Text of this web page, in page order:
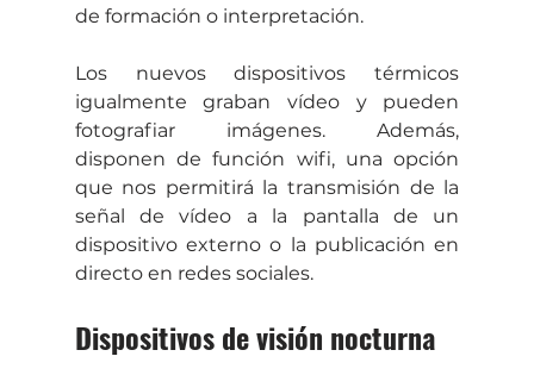
de formación o interpretación.
Los nuevos dispositivos térmicos
igualmente graban vídeo y pueden
fotografiar imágenes. Además,
disponen de función wifi, una opción
que nos permitirá la transmisión de la
señal de vídeo a la pantalla de un
dispositivo externo o la publicación en
directo en redes sociales.
Dispositivos de visión nocturna